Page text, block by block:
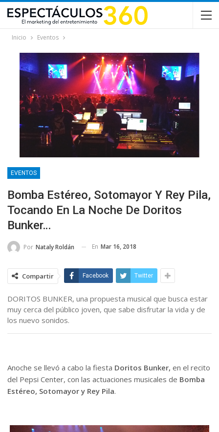
Inicio Eventos
EVENTOS
Bomba Estéreo, Sotomayor Y Rey Pila,
Tocando En La Noche De Doritos
Bunker…
Por Nataly Roldán En Mar 16, 2018
Compartir Facebook Twitter
DORITOS BUNKER, una propuesta musical que busca estar
muy cerca del público joven, que sabe disfrutar la vida y de
los nuevo sonidos.
Anoche se llevó a cabo la fiesta Doritos Bunker, en el recito
del Pepsi Center, con las actuaciones musicales de Bomba
Estéreo, Sotomayor y Rey Pila.